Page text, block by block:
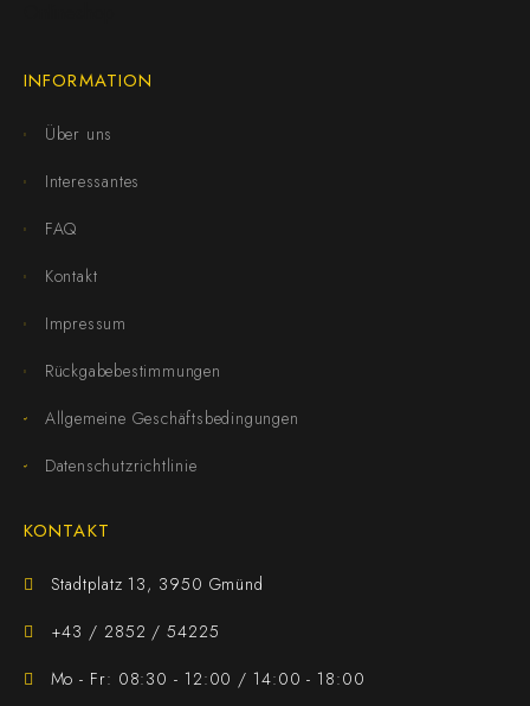
INFORMATION
Über uns
Interessantes
FAQ
Kontakt
Impressum
Rückgabebestimmungen
Allgemeine Geschäftsbedingungen
Datenschutzrichtlinie
KONTAKT
Stadtplatz 13, 3950 Gmünd
+43 / 2852 / 54225
Mo - Fr: 08:30 - 12:00 / 14:00 - 18:00